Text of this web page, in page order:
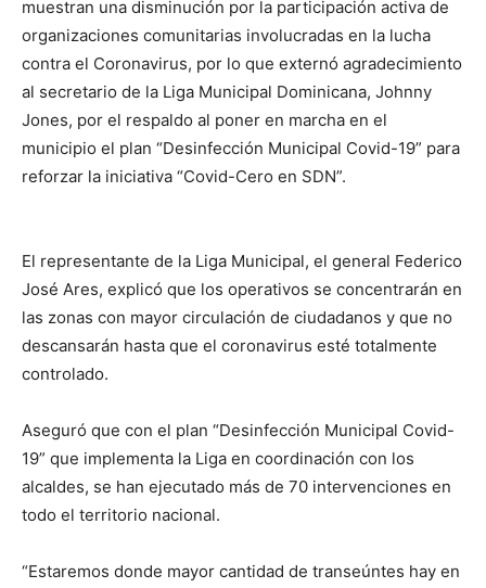
muestran una disminución por la participación activa de
organizaciones comunitarias involucradas en la lucha
contra el Coronavirus, por lo que externó agradecimiento
al secretario de la Liga Municipal Dominicana, Johnny
Jones, por el respaldo al poner en marcha en el
municipio el plan “Desinfección Municipal Covid-19” para
reforzar la iniciativa “Covid-Cero en SDN”.
El representante de la Liga Municipal, el general Federico
José Ares, explicó que los operativos se concentrarán en
las zonas con mayor circulación de ciudadanos y que no
descansarán hasta que el coronavirus esté totalmente
controlado.
Aseguró que con el plan “Desinfección Municipal Covid-
19” que implementa la Liga en coordinación con los
alcaldes, se han ejecutado más de 70 intervenciones en
todo el territorio nacional.
“Estaremos donde mayor cantidad de transeúntes hay en